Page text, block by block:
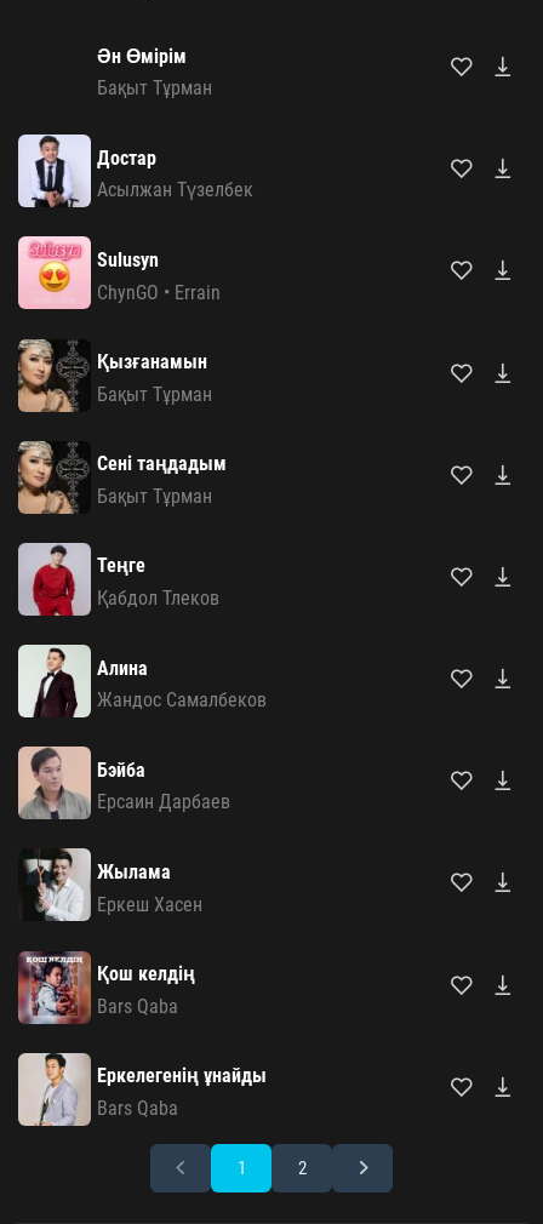
Ән Өмірім
Бақыт Тұрман
Достар
Асылжан Түзелбек
Sulusyn
ChynGO • Errain
Қызғанамын
Бақыт Тұрман
Сені таңдадым
Бақыт Тұрман
Теңге
Қабдол Тлеков
Алина
Жандос Самалбеков
Бэйба
Ерсаин Дарбаев
Жылама
Еркеш Хасен
Қош келдің
Bars Qaba
Еркелегенің ұнайды
Bars Qaba
1 2